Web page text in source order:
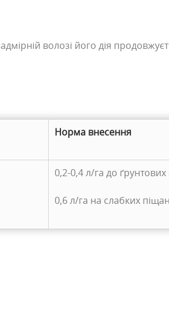
волозі його дія
Норма внесення
0,2-0,4 л/га до ґрунтових
0,6 л/га на слабких